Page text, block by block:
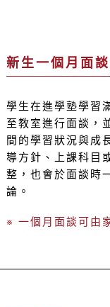
新生一個月面談
學生在進學塾學習
至教室進行面談，
間的學習狀況與成
導方針、上課科目
整，也會於面談時
論。
※ 一個月面談可由